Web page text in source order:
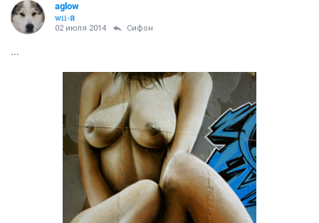
aglow
wii-й
02 июля 2014 Сифон
...